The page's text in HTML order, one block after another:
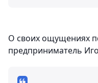
О своих ощущениях
предприниматель